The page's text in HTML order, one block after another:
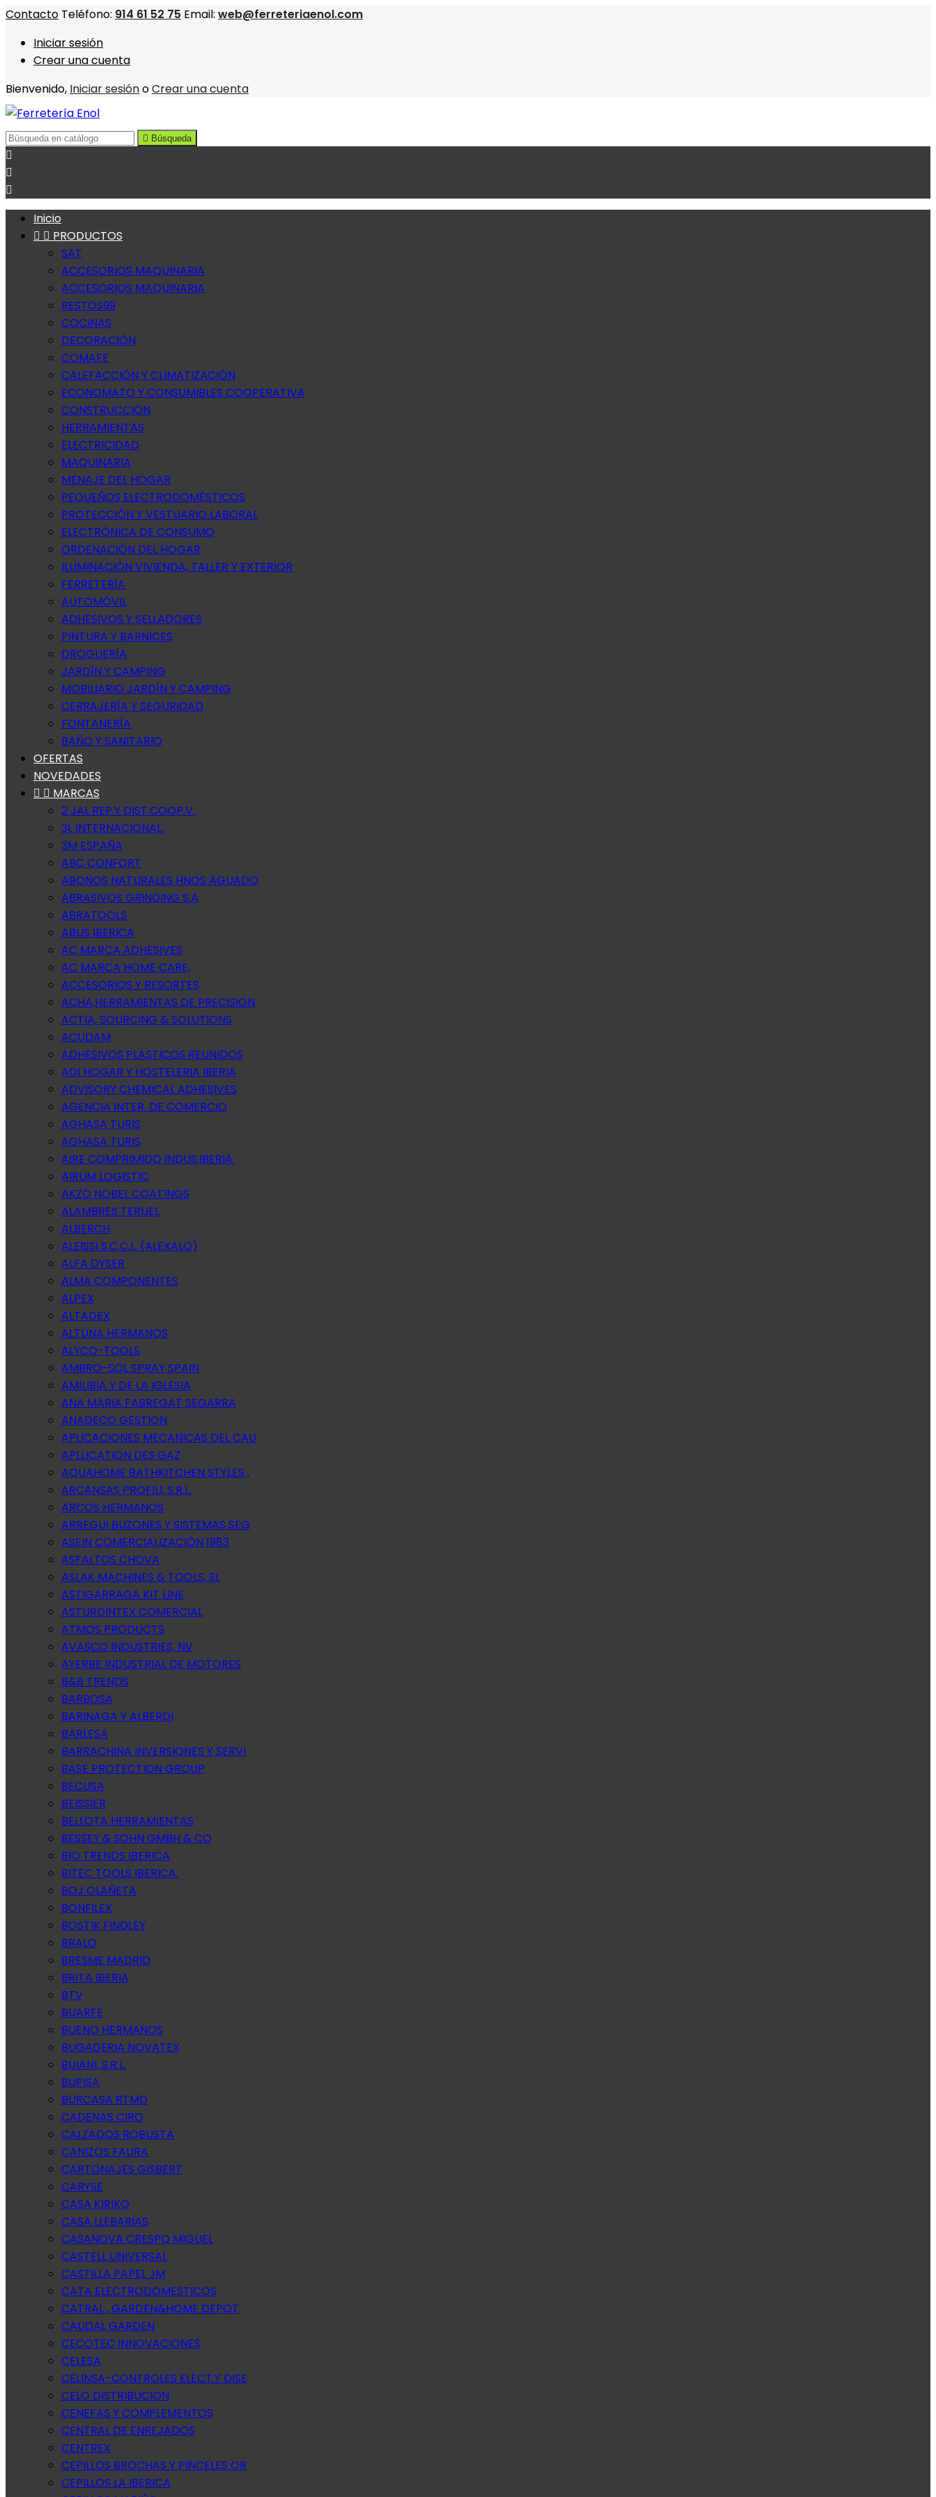
Contacto Teléfono: 914 61 52 75 Email: web@ferreteriaenol.com
Iniciar sesión
Crear una cuenta
Bienvenido, Iniciar sesiónoCrear una cuenta
 Búsqueda



Inicio
  PRODUCTOS
SAT
ACCESORIOS MAQUINARIA
ACCESORIOS MAQUINARIA
RESTOS99
COCINAS
DECORACIÓN
COMAFE
CALEFACCIÓN Y CLIMATIZACIÓN
ECONOMATO Y CONSUMIBLES COOPERATIVA
CONSTRUCCIÓN
HERRAMIENTAS
ELECTRICIDAD
MAQUINARIA
MENAJE DEL HOGAR
PEQUEÑOS ELECTRODOMÉSTICOS
PROTECCIÓN Y VESTUARIO LABORAL
ELECTRÓNICA DE CONSUMO
ORDENACIÓN DEL HOGAR
ILUMINACIÓN VIVIENDA, TALLER Y EXTERIOR
FERRETERÍA
AUTOMÓVIL
ADHESIVOS Y SELLADORES
PINTURA Y BARNICES
DROGUERÍA
JARDÍN Y CAMPING
MOBILIARIO JARDÍN Y CAMPING
CERRAJERÍA Y SEGURIDAD
FONTANERÍA
BAÑO Y SANITARIO
OFERTAS
NOVEDADES
  MARCAS
2 JAL REP.Y DIST.COOP.V.
3L INTERNACIONAL.
3M ESPAÑA
ABC CONFORT
ABONOS NATURALES HNOS AGUADO
ABRASIVOS GRINDING S.A
ABRATOOLS
ABUS IBERICA
AC MARCA ADHESIVES
AC MARCA HOME CARE,
ACCESORIOS Y RESORTES
ACHA,HERRAMIENTAS DE PRECISION
ACTIA, SOURCING & SOLUTIONS
ACUDAM
ADHESIVOS PLASTICOS REUNIDOS
ADI HOGAR Y HOSTELERIA IBERIA
ADVISORY CHEMICAL ADHESIVES
AGENCIA INTER. DE COMERCIO
AGHASA TURIS
AGHASA TURIS
AIRE COMPRIMIDO INDUS.IBERIA.
AIRUM LOGISTIC
AKZO NOBEL COATINGS
ALAMBRES TERUEL
ALBERCH
ALEISSI S.C.C.L. (ALEXALO)
ALFA DYSER
ALMA COMPONENTES
ALPEX
ALTADEX
ALTUNA HERMANOS
ALYCO-TOOLS
AMBRO-SOL SPRAY SPAIN
AMILIBIA Y DE LA IGLESIA
ANA MARIA FABREGAT SEGARRA
ANADECO GESTION
APLICACIONES MECANICAS DEL CAU
APLLICATION DES GAZ
AQUAHOME BATHKITCHEN STYLES ,
ARCANSAS PROFILI, S.R.L.
ARCOS HERMANOS
ARREGUI BUZONES Y SISTEMAS SEG
ASEIN COMERCIALIZACIÓN 1983
ASFALTOS CHOVA
ASLAK MACHINES & TOOLS, SL
ASTIGARRAGA KIT LINE
ASTURDINTEX COMERCIAL
ATMOS PRODUCTS
AVASCO INDUSTRIES, NV
AYERBE INDUSTRIAL DE MOTORES
B&B TRENDS
BARBOSA
BARINAGA Y ALBERDI
BARLESA
BARRACHINA INVERSIONES Y SERVI
BASE PROTECTION GROUP
BECUSA
BEISSIER
BELLOTA HERRAMIENTAS
BESSEY & SOHN GMBH & CO
BIO TRENDS IBERICA
BITEC TOOLS IBERICA.
BOJ OLAÑETA
BONFILEX
BOSTIK FINDLEY
BRALO
BRESME MADRID
BRITA IBERIA
BTV
BUARFE
BUENO HERMANOS
BUGADERIA NOVATEX
BUIANI, S.R.L.
BUPISA
BURCASA RTMD
CADENAS CIRO
CALZADOS ROBUSTA
CANIZOS FAURA
CARTONAJES GISBERT
CARYSE
CASA KIRIKO
CASA LLEBARIAS
CASANOVA CRESPO MIGUEL
CASTELL UNIVERSAL
CASTILLA PAPEL JM
CATA ELECTRODOMESTICOS
CATRAL , GARDEN&HOME DEPOT
CAUDAL GARDEN
CECOTEC INNOVACIONES
CELESA
CELINSA-CONTROLES ELECT.Y DISE
CELO DISTRIBUCION
CENEFAS Y COMPLEMENTOS
CENTRAL DE ENREJADOS
CENTREX
CEPILLOS BROCHAS Y PINCELES OR
CEPILLOS LA IBERICA